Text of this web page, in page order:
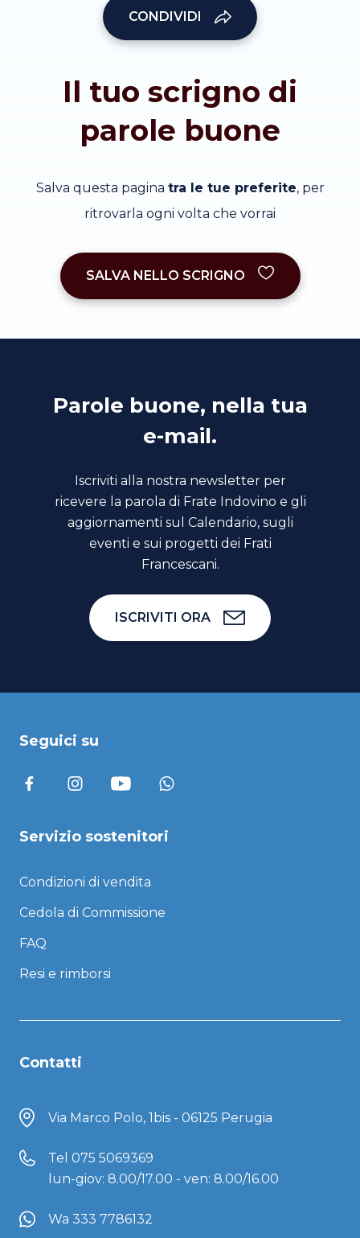
CONDIVIDI
Il tuo scrigno di
parole buone
Salva questa pagina tra le tue preferite, per
ritrovarla ogni volta che vorrai
SALVA NELLO SCRIGNO
Parole buone, nella tua
e-mail.
Iscriviti alla nostra newsletter per
ricevere la parola di Frate Indovino e gli
aggiornamenti sul Calendario, sugli
eventi e sui progetti dei Frati
Francescani.
ISCRIVITI ORA
Seguici su
Servizio sostenitori
Condizioni di vendita
Cedola di Commissione
FAQ
Resi e rimborsi
Contatti
Via Marco Polo, 1bis - 06125 Perugia
Tel 075 5069369
lun-giov: 8.00/17.00 - ven: 8.00/16.00
Wa 333 7786132